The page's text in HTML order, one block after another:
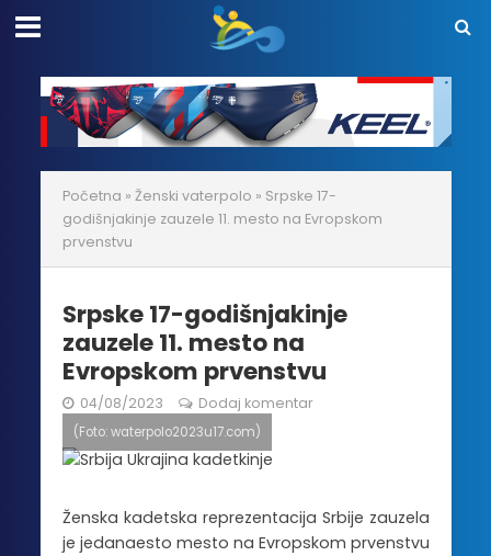
Početna » Ženski vaterpolo » Srpske 17-
godišnjakinje zauzele 11. mesto na Evropskom
prvenstvu
Srpske 17-godišnjakinje
zauzele 11. mesto na
Evropskom prvenstvu
04/08/2023 Dodaj komentar
(Foto: waterpolo2023u17.com)
Ženska kadetska reprezentacija Srbije zauzela
je jedanaesto mesto na Evropskom prvenstvu